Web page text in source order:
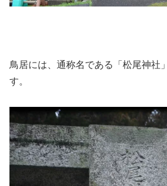
鳥居には、通称名である「松尾神社
す。